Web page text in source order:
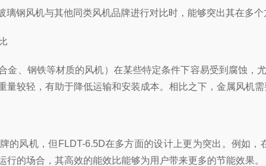
风机与其他同类风机品牌进行对比时，能够突出其在多个
、钢铁等材质的风机）在某些特定条件下容易受到腐蚀，
量较轻，有助于降低运输和安装成本。相比之下，金属风机
风机，但FLDT-6.5D在多方面的设计上更为突出。例如，
行的场合，其高效的能效比能够为用户带来更多的节能效果。